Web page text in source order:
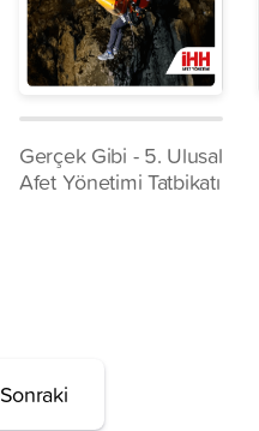
Gerçek Gibi - 5. Ulusal
Afet Yönetimi Tatbikatı
Sonraki